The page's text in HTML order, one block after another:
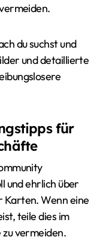
du suchst und
und detaillierte
für
und ehrlich über
Karten. Wenn eine
teile dies im
zu vermeiden.